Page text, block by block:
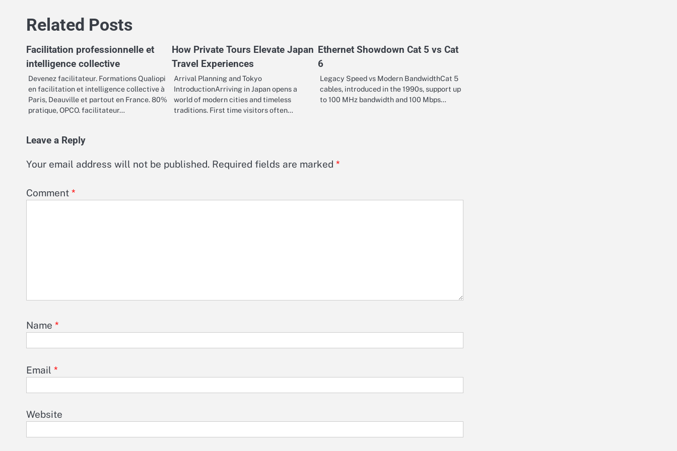
Related Posts
Facilitation professionnelle et
intelligence collective
Devenez facilitateur. Formations Qualiopi
en facilitation et intelligence collective à
Paris, Deauville et partout en France. 80%
pratique, OPCO. facilitateur…
How Private Tours Elevate Japan
Travel Experiences
Arrival Planning and Tokyo
IntroductionArriving in Japan opens a
world of modern cities and timeless
traditions. First time visitors often…
Ethernet Showdown Cat 5 vs Cat
6
Legacy Speed vs Modern BandwidthCat 5
cables, introduced in the 1990s, support up
to 100 MHz bandwidth and 100 Mbps…
Leave a Reply
Your email address will not be published. Required fields are marked *
Comment *
Name *
Email *
Website